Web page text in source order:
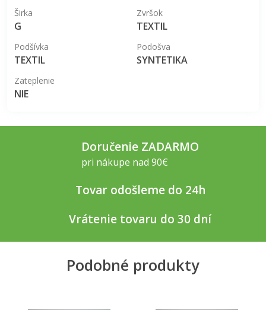
Širka
G
Zvršok
TEXTIL
Podšívka
TEXTIL
Podošva
SYNTETIKA
Zateplenie
NIE
Doručenie ZADARMO
pri nákupe nad 90€
Tovar odošleme do 24h
Vrátenie tovaru do 30 dní
Podobné produkty